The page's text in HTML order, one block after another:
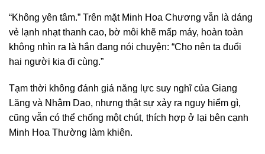
“Không yên tâm.” Trên mặt Minh Hoa Chương vẫn là dáng
vẻ lạnh nhạt thanh cao, bờ môi khẽ mấp máy, hoàn toàn
không nhìn ra là hắn đang nói chuyện: “Cho nên ta đuổi
hai người kia đi cùng.”
Tạm thời không đánh giá năng lực suy nghĩ của Giang
Lăng và Nhậm Dao, nhưng thật sự xảy ra nguy hiểm gì,
cũng vẫn có thể chống một chút, thích hợp ở lại bên cạnh
Minh Hoa Thường làm khiên.